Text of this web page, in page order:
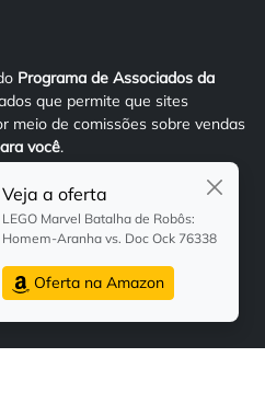
Veja a oferta
LEGO Marvel Batalha de Robôs:
Homem-Aranha vs. Doc Ock 76338
Oferta na Amazon
Programa de Associados da
que permite que sites
meio de comissões sobre vendas
você.